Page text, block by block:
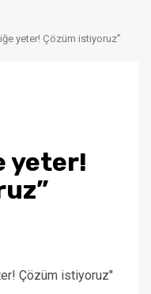
yeter! Çözüm istiyoruz”
yeter!
Çözüm istiyoruz"